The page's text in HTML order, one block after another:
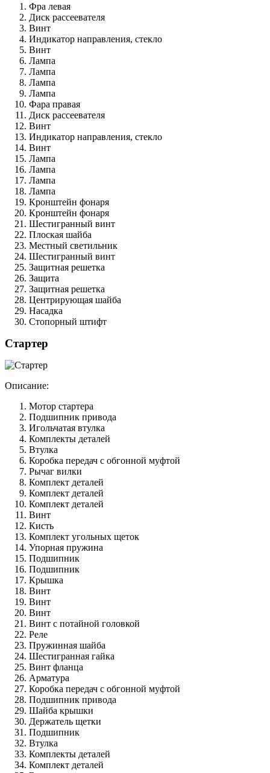
Фра левая
Диск рассеевателя
Винт
Индикатор направления, стекло
Винт
Лампа
Лампа
Лампа
Лампа
Фара правая
Диск рассеевателя
Винт
Индикатор направления, стекло
Винт
Лампа
Лампа
Лампа
Лампа
Кронштейн фонаря
Кронштейн фонаря
Шестигранный винт
Плоская шайба
Местный светильник
Шестигранный винт
Защитная решетка
Защита
Защитная решетка
Центрирующая шайба
Насадка
Стопорный штифт
Стартер
Описание:
Мотор стартера
Подшипник привода
Игольчатая втулка
Комплекты деталей
Втулка
Коробка передач с обгонной муфтой
Рычаг вилки
Комплект деталей
Комплект деталей
Комплект деталей
Винт
Кисть
Комплект угольных щеток
Упорная пружина
Подшипник
Подшипник
Крышка
Винт
Винт
Винт
Винт с потайной головкой
Реле
Пружинная шайба
Шестигранная гайка
Винт фланца
Арматура
Коробка передач с обгонной муфтой
Подшипник привода
Шайба крышки
Держатель щетки
Подшипник
Втулка
Комплекты деталей
Комплект деталей